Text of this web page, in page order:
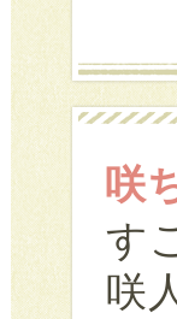
咲
す
咲